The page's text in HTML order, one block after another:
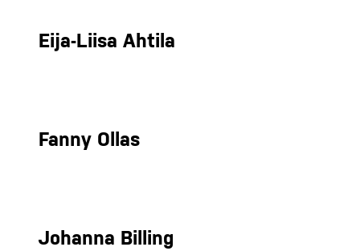
Eija-Liisa Ahtila
Fanny Ollas
Johanna Billing